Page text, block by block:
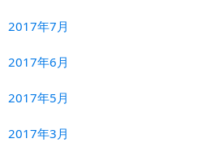
2017年7月
2017年6月
2017年5月
2017年3月